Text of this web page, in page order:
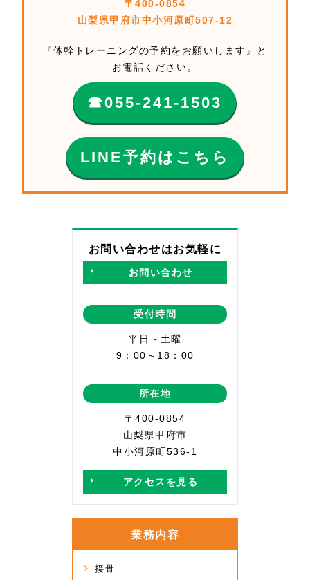
〒400-0854
山梨県甲府市中小河原町507-12
『体幹トレーニングの予約をお願いします』と
お電話ください。
☎︎055-241-1503
LINE予約はこちら
お問い合わせはお気軽に
お問い合わせ
受付時間
平日～土曜
9：00～18：00
所在地
〒400-0854
山梨県甲府市
中小河原町536-1
アクセスを見る
業務内容
接骨